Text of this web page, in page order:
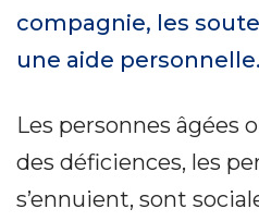
compagnie, les
une aide personnelle.
Les personnes âgées
des déficiences, les
s’ennuient, sont